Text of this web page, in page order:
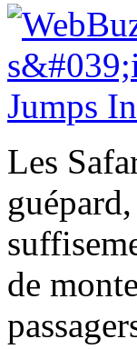
Les
de